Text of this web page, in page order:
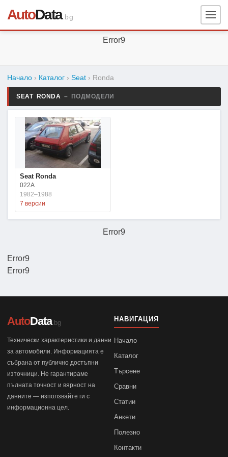
AutoData.bg
Error9
Error9
Начало › Каталог › Seat › Ronda
SEAT RONDA – ПОДМОДЕЛИ
Seat Ronda
022A
1982–1988
7 версии
Error9
Error9
AutoData.bg
Технически характеристики и данни
за автомобили. Информацията е
събрана от публично достъпни
източници. Не гарантираме
пълната точност и вярност на
данните — използвайте ги с
информационна цел.
НАВИГАЦИЯ
Начало
Каталог
Търсене
Сравни
Статии
Анкети
Полезно
Контакти